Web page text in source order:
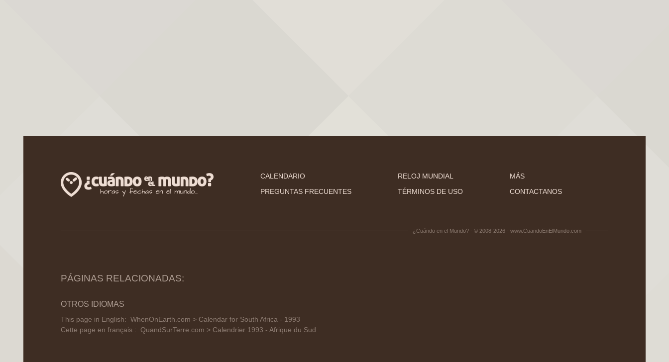
CALENDARIO RELOJ MUNDIAL
MÁS
PREGUNTAS FRECUENTES
TÉRMINOS DE USO CONTACTANOS
¿Cuándo en el Mundo? - © 2008-2026 - www.CuandoEnElMundo.com
PÁGINAS RELACIONADAS:
OTROS IDIOMAS
This page in English: WhenOnEarth.com > Calendar for South Africa - 1993
Cette page en français : QuandSurTerre.com > Calendrier 1993 - Afrique du Sud